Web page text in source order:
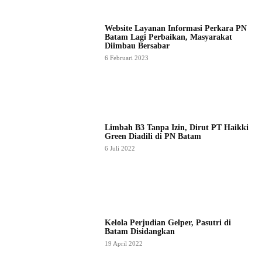
Website Layanan Informasi Perkara PN
Batam Lagi Perbaikan, Masyarakat
Diimbau Bersabar
6 Februari 2023
Limbah B3 Tanpa Izin, Dirut PT Haikki
Green Diadili di PN Batam
6 Juli 2022
Kelola Perjudian Gelper, Pasutri di
Batam Disidangkan
19 April 2022